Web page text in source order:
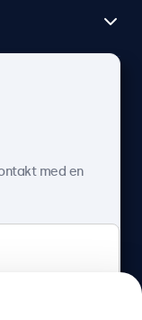
Danmark
med en